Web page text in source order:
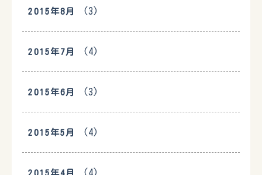
2015年8月 (3)
2015年7月 (4)
2015年6月 (3)
2015年5月 (4)
2015年4月 (4)